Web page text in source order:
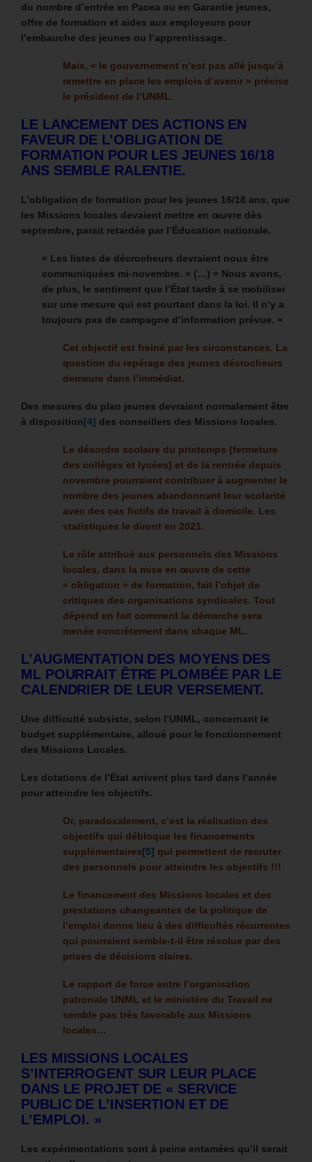
du nombre d’entrée en Pacea ou en Garantie jeunes,
offre de formation et aides aux employeurs pour
l’embauche des jeunes ou l’apprentissage.
Mais, « le gouvernement n’est pas allé jusqu’à
remettre en place les emplois d’avenir » précise
le président de l’UNML.
LE LANCEMENT DES ACTIONS EN
FAVEUR DE L’OBLIGATION DE
FORMATION POUR LES JEUNES 16/18
ANS SEMBLE RALENTIE.
L’obligation de formation pour les jeunes 16/18 ans, que
les Missions locales devaient mettre en œuvre dès
septembre, parait retardée par l’Éducation nationale.
« Les listes de décrocheurs devraient nous être
communiquées mi-novembre. » (…) « Nous avons,
de plus, le sentiment que l’État tarde à se mobiliser
sur une mesure qui est pourtant dans la loi. Il n’y a
toujours pas de campagne d’information prévue. »
Cet objectif est freiné par les circonstances. La
question du repérage des jeunes décrocheurs
demeure dans l’immédiat.
Des mesures du plan jeunes devraient normalement être
à disposition[4] des conseillers des Missions locales.
Le désordre scolaire du printemps (fermeture
des collèges et lycées) et de la rentrée depuis
novembre pourraient contribuer à augmenter le
nombre des jeunes abandonnant leur scolarité
avec des cas fictifs de travail à domicile. Les
statistiques le diront en 2021.
Le rôle attribué aux personnels des Missions
locales, dans la mise en œuvre de cette
« obligation » de formation, fait l’objet de
critiques des organisations syndicales. Tout
dépend en fait comment la démarche sera
menée concrètement dans chaque ML.
L’AUGMENTATION DES MOYENS DES
ML POURRAIT ÊTRE PLOMBÉE PAR LE
CALENDRIER DE LEUR VERSEMENT.
Une difficulté subsiste, selon l’UNML, concernant le
budget supplémentaire, alloué pour le fonctionnement
des Missions Locales.
Les dotations de l’État arrivent plus tard dans l’année
pour atteindre les objectifs.
Or, paradoxalement, c’est la réalisation des
objectifs qui débloque les financements
supplémentaires[5] qui permettent de recruter
des personnels pour atteindre les objectifs !!!
Le financement des Missions locales et des
prestations changeantes de la politique de
l’emploi donne lieu à des difficultés récurrentes
qui pourraient semble-t-il être résolue par des
prises de décisions claires.
Le rapport de force entre l’organisation
patronale UNML et le ministère du Travail ne
semble pas très favorable aux Missions
locales…
LES MISSIONS LOCALES
S’INTERROGENT SUR LEUR PLACE
DANS LE PROJET DE « SERVICE
PUBLIC DE L’INSERTION ET DE
L’EMPLOI. »
Les expérimentations sont à peine entamées qu’il serait